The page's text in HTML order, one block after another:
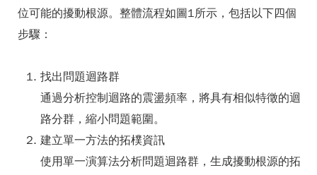
位可能的擾動根源。整體流程如圖1所示，包括以下四個
步驟：
找出問題迴路群
通過分析控制迴路的震盪頻率，將具有相似特徵的迴
路分群，縮小問題範圍。
建立單一方法的拓樸資訊
使用單一演算法分析問題迴路群，生成擾動根源的拓